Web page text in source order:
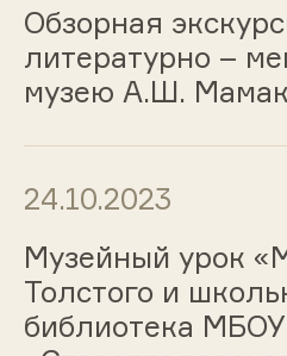
Обзорная
литературно –
музею А.Ш.
24.10.2023
Музейный урок
Толстого и
библиотека МБОУ